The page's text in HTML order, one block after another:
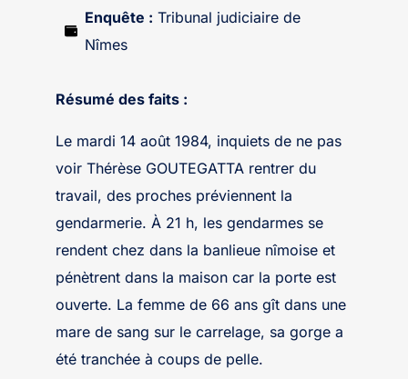
Enquête : Tribunal judiciaire de
Nîmes
Résumé des faits :
Le mardi 14 août 1984, inquiets de ne pas
voir Thérèse GOUTEGATTA rentrer du
travail, des proches préviennent la
gendarmerie. À 21 h, les gendarmes se
rendent chez dans la banlieue nîmoise et
pénètrent dans la maison car la porte est
ouverte. La femme de 66 ans gît dans une
mare de sang sur le carrelage, sa gorge a
été tranchée à coups de pelle.